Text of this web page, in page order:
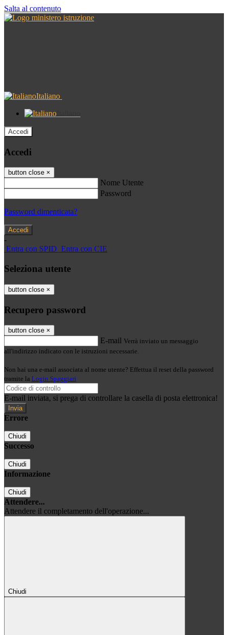
Salta al contenuto
Italiano
Accedi
Accedi
button close ×
Nome Utente
Password
Password dimenticata?
-
Entra con SPID Entra con CIE
Seleziona utente
button close ×
Recupero password
button close ×
E-mail Verrà inviato un messaggio
all'indirizzo indicato con le istruzioni necessarie.
Non hai una e-mail associata al nome utente? Effettua il reset della password
tramite la Login Spaggiari
E-mail inviata, si prega di controllare la casella di posta elettronica!
Errore
Chiudi
Successo
Chiudi
Informazione
Chiudi
Attendere...
Attendere il completamento dell'operazione...
Chiudi